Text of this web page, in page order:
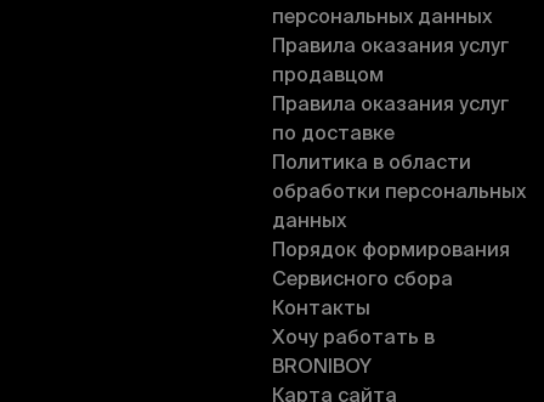
персональных данных
Правила оказания услуг
продавцом
Правила оказания услуг
по доставке
Политика в области
обработки персональных
данных
Порядок формирования
Сервисного сбора
Контакты
Хочу работать в
BRONIBOY
Карта сайта